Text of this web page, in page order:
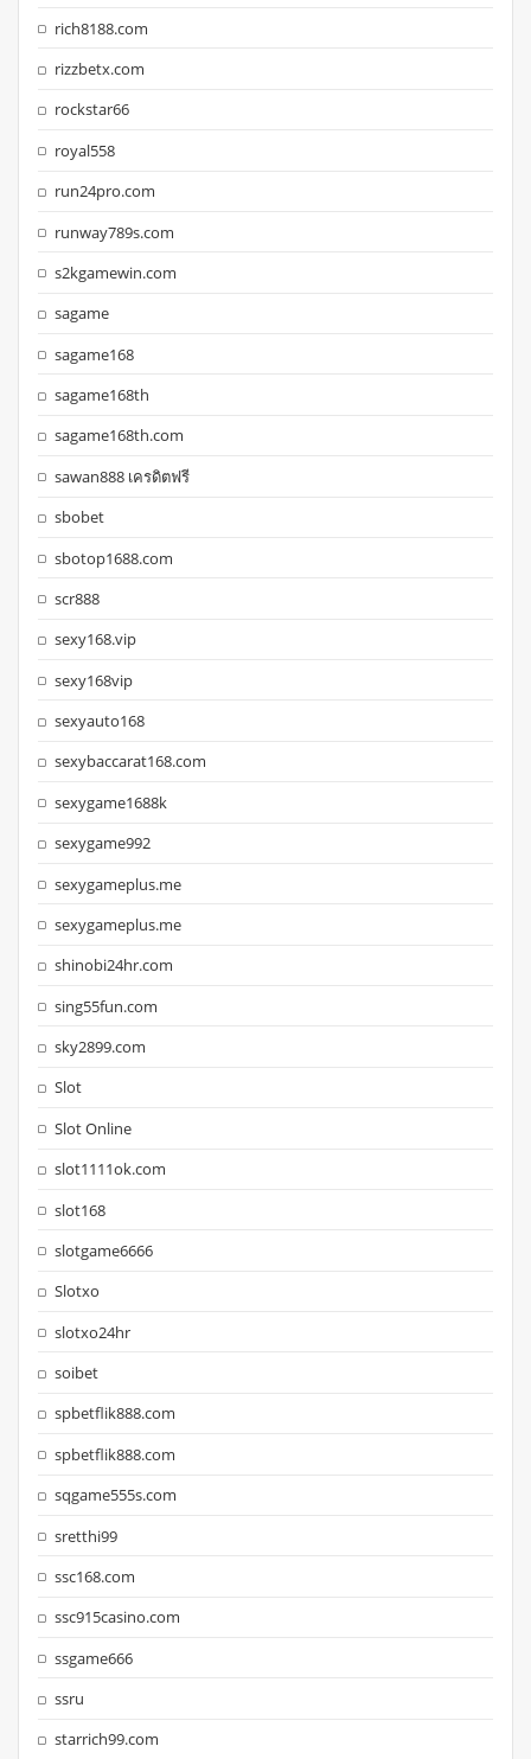
rich8188.com
rizzbetx.com
rockstar66
royal558
run24pro.com
runway789s.com
s2kgamewin.com
sagame
sagame168
sagame168th
sagame168th.com
sawan888 เครดิตฟรี
sbobet
sbotop1688.com
scr888
sexy168.vip
sexy168vip
sexyauto168
sexybaccarat168.com
sexygame1688k
sexygame992
sexygameplus.me
sexygameplus.me
shinobi24hr.com
sing55fun.com
sky2899.com
Slot
Slot Online
slot1111ok.com
slot168
slotgame6666
Slotxo
slotxo24hr
soibet
spbetflik888.com
spbetflik888.com
sqgame555s.com
sretthi99
ssc168.com
ssc915casino.com
ssgame666
ssru
starrich99.com